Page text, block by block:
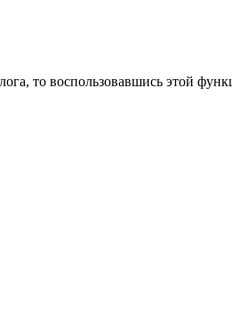
то воспользовавшись этой